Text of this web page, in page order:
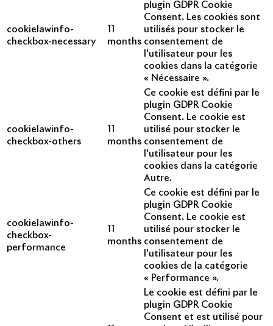
cookielawinfo-
checkbox-necessary
months
plugin GDPR Cookie
Consent. Les cookies sont
utilisés pour stocker le
consentement de
l'utilisateur pour les
cookies dans la catégorie
« Nécessaire ».
cookielawinfo-
checkbox-others
months
Ce cookie est défini par le
plugin GDPR Cookie
Consent. Le cookie est
utilisé pour stocker le
consentement de
l'utilisateur pour les
cookies dans la catégorie
Autre.
cookielawinfo-
checkbox-
performance
months
Ce cookie est défini par le
plugin GDPR Cookie
Consent. Le cookie est
utilisé pour stocker le
consentement de
l'utilisateur pour les
cookies de la catégorie
« Performance ».
Le cookie est défini par le
plugin GDPR Cookie
Consent et est utilisé pour